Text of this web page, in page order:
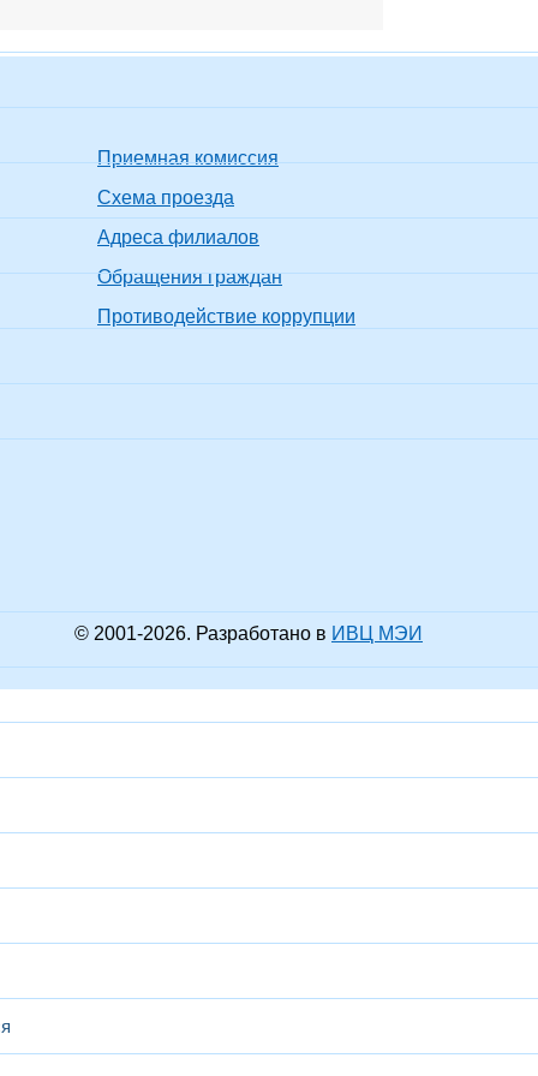
Приемная комиссия
Схема проезда
Адреса филиалов
Обращения граждан
Противодействие коррупции
© 2001-2026. Разработано в ИВЦ МЭИ